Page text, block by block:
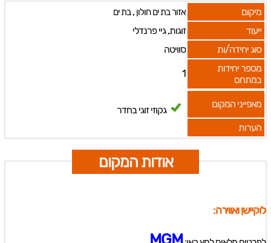
מיקום אזור בת ים חולון,בת ים
ייעוד
זוגות, גיי פרנדלי
סוג יחידה/ות
סוויטה
מספר יחידות
במתחם
1
מאפייני המקום
גקוזי זוגי בחדר
הערות
אודות המקום
לוקיישן ואווירה: